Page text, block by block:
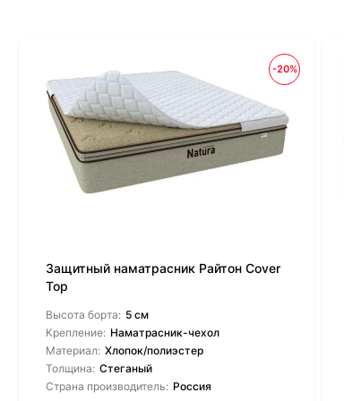
-20%
Защитный наматрасник Райтон Cover
Top
Высота борта: 5 см
Крепление: Наматрасник-чехол
Материал: Хлопок/полиэстер
Толщина: Стеганый
Страна производитель: Россия